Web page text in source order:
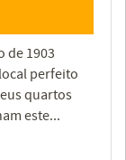
de 1903
perfeito
quartos
este...